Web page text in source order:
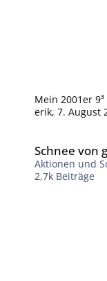
Mein 2001er 9³
erik,7. August
Schnee von
Aktionen und
2,7k Beiträge